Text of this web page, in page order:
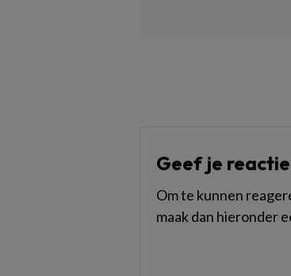
Geef je reactie
Om te kunnen
maak dan hieronder